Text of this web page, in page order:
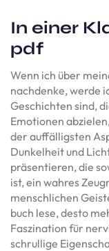
In einer
pdf
Wenn ich über
nachdenke, werde
Geschichten sind,
Emotionen
der auffälligsten
Dunkelheit und
präsentieren, die
ist, ein wahres
menschlichen
buch lese, desto
Faszination für
schrullige